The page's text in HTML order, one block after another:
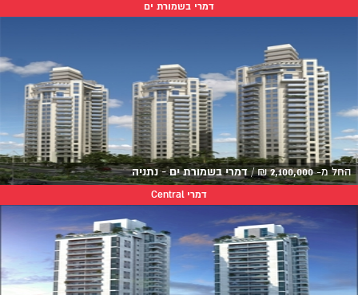
דמרי בשמורת ים
החל מ-2,100,000
₪
/דמרי בשמורת ים - נתניה
דמרי Central